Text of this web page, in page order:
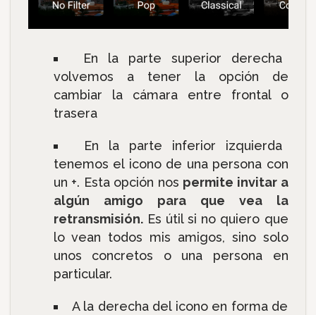
En la parte superior derecha
volvemos a tener la opción de
cambiar la cámara entre frontal o
trasera
En la parte inferior izquierda
tenemos el icono de una persona con
un +. Esta opción nos permite invitar a
algún amigo para que vea la
retransmisión.Es útil si no quiero que
lo vean todos mis amigos, sino solo
unos concretos o una persona en
particular.
A la derecha del icono en forma de